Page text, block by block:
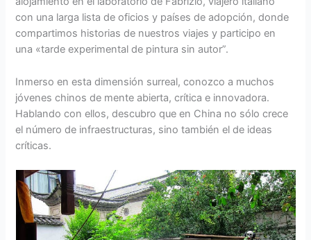
con una larga lista de oficios y países de adopción, donde
compartimos historias de nuestros viajes y participo en
una «tarde experimental de pintura sin autor”.
Inmerso en esta dimensión surreal, conozco a muchos
jóvenes chinos de mente abierta, crítica e innovadora.
Hablando con ellos, descubro que en China no sólo crece
el número de infraestructuras, sino también el de ideas
críticas.